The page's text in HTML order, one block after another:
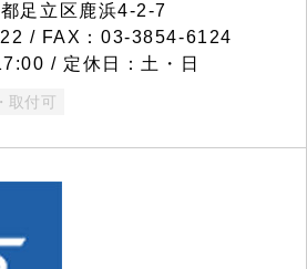
足立区鹿浜4-2-7
/ FAX：03-3854-6124
/ 定休日：土・日
取付可